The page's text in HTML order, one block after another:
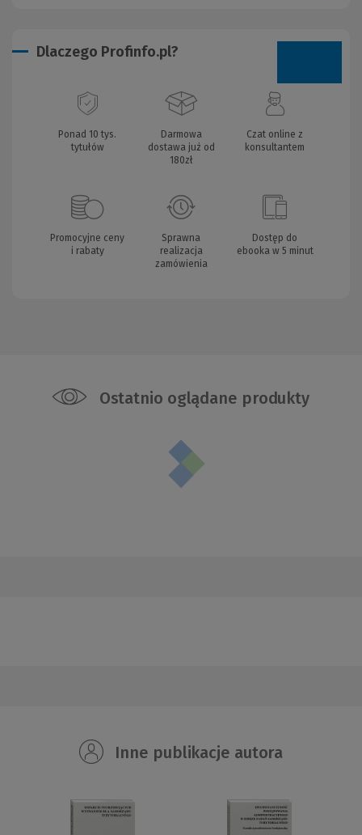
Dlaczego Profinfo.pl?
Ponad 10 tys.
tytułów
Darmowa
dostawa już od
180zł
Czat online z
konsultantem
Promocyjne ceny
i rabaty
Sprawna
realizacja
zamówienia
Dostęp do
ebooka w 5 minut
Ostatnio oglądane produkty
Inne publikacje autora